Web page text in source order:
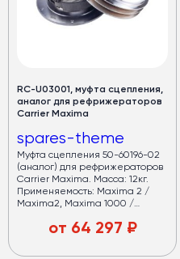
RC-U03001, муфта сцепления,
аналог для рефрижераторов
Carrier Maxima
spares-theme
Муфта сцепления 50-60196-02
(аналог) для рефрижераторов
Carrier Maxima. Масса: 12кг.
Применяемость: Maxima 2 /
Maxima2, Maxima 1000 /
Maxima1200Mt, Maxima 1300 /
Maxima1300Mt, Maxima Plus /
от 64 297 ₽